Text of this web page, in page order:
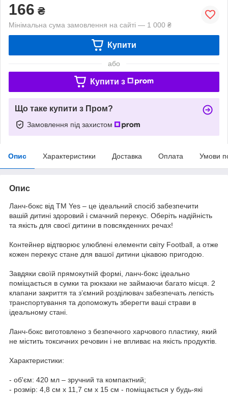
166 ₴
Мінімальна сума замовлення на сайті — 1 000 ₴
Купити
або
Купити з
Що таке купити з Пром?
Замовлення під захистом
Опис Характеристики Доставка Оплата Умови
Опис
Ланч-бокс від ТМ Yes – це ідеальний спосіб забезпечити
вашій дитині здоровий і смачний перекус. Оберіть надійність
та якість для своєї дитини в повсякденних речах!
Контейнер відтворює улюблені елементи світу Football, а отже
кожен перекус стане для вашої дитини цікавою пригодою.
Завдяки своїй прямокутній формі, ланч-бокс ідеально
поміщається в сумки та рюкзаки не займаючи багато місця. 2
клапани закриття та з’ємний розділювач забезпечать легкість
транспортування та допоможуть зберегти ваші страви в
ідеальному стані.
Ланч-бокс виготовлено з безпечного харчового пластику, який
не містить токсичних речовин і не впливає на якість продуктів.
Характеристики:
- об'єм: 420 мл – зручний та компактний;
- розмір: 4,8 см х 11,7 см х 15 см - поміщається у будь-які